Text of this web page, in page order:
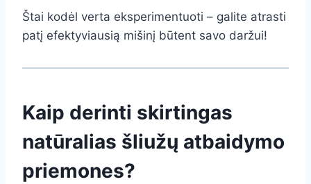
Štai kodėl verta eksperimentuoti – galite atrasti
patį efektyviausią mišinį būtent savo daržui!
Kaip derinti skirtingas
natūralias šliužų atbaidymo
priemones?